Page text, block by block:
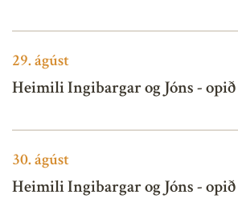
29.ágúst
Heimili Ingibargar og Jóns - opið
30.ágúst
Heimili Ingibargar og Jóns - opið